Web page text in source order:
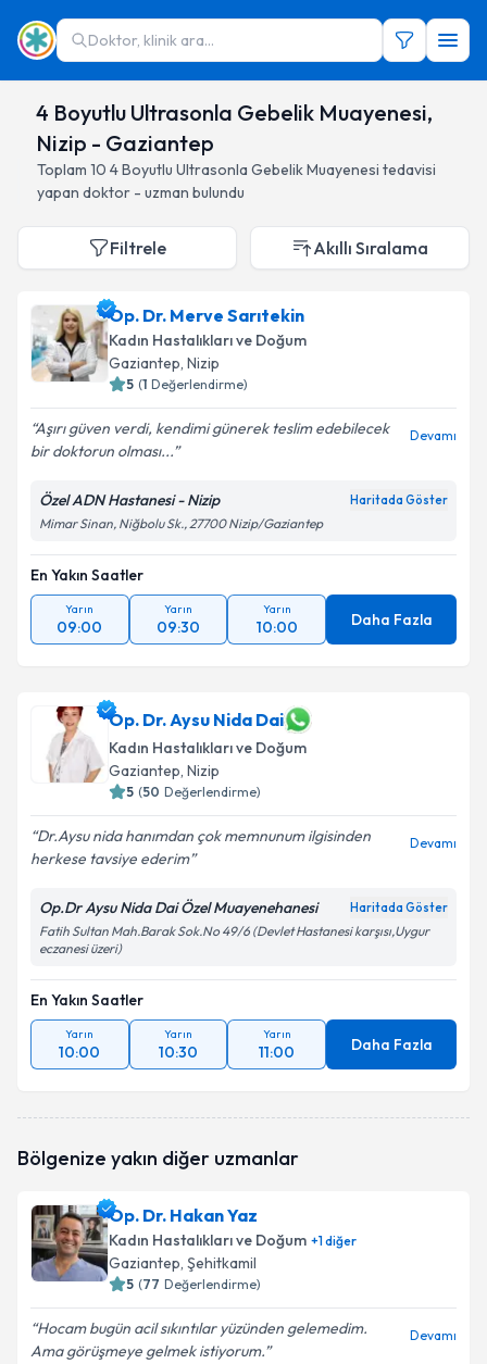
Doktor, klinik ara...
4 Boyutlu Ultrasonla Gebelik Muayenesi,
Nizip - Gaziantep
Toplam 10 4 Boyutlu Ultrasonla Gebelik Muayenesi tedavisi
yapan doktor - uzman bulundu
Filtrele Akıllı Sıralama
Op. Dr. Merve Sarıtekin
Kadın Hastalıkları ve Doğum
Gaziantep, Nizip
5 (1 Değerlendirme)
Aşırı güven verdi, kendimi günerek teslim edebilecek
bir doktorun olması...
Devamı
Özel ADN Hastanesi - Nizip Haritada Göster
Mimar Sinan, Niğbolu Sk., 27700 Nizip/Gaziantep
En Yakın Saatler
Yarın
09:00
Yarın
09:30
Yarın
10:00 Daha Fazla
Op. Dr. Aysu Nida Dai
Kadın Hastalıkları ve Doğum
Gaziantep, Nizip
5 (50 Değerlendirme)
Dr.Aysu nida hanımdan çok memnunum ilgisinden
herkese tavsiye ederim
Devamı
Op.Dr Aysu Nida Dai Özel Muayenehanesi Haritada Göster
Fatih Sultan Mah.Barak Sok.No 49/6 (Devlet Hastanesi karşısı,Uygur
eczanesi üzeri)
En Yakın Saatler
Yarın
10:00
Yarın
10:30
Yarın
11:00 Daha Fazla
Bölgenize yakın diğer uzmanlar
Op. Dr. Hakan Yaz
Kadın Hastalıkları ve Doğum +1diğer
Gaziantep, Şehitkamil
5 (77 Değerlendirme)
Hocam bugün acil sıkıntılar yüzünden gelemedim.
Ama görüşmeye gelmek istiyorum.
Devamı